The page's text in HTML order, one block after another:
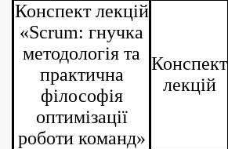
Конспект лекцій
«Scrum: гнучка
методологія та
практична
філософія
оптимізації
роботи команд»
Конспект
лекцій